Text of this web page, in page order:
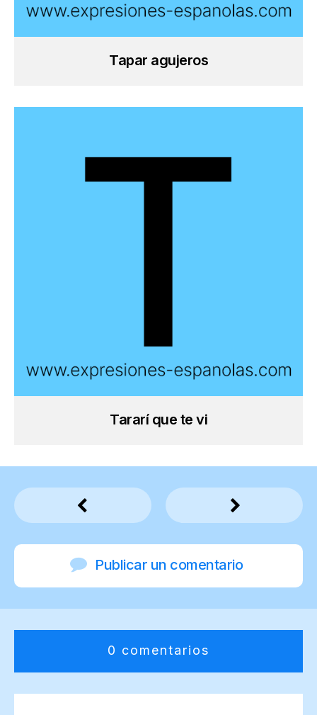
Tapar agujeros
Tararí que te vi
Publicar un comentario
0 comentarios